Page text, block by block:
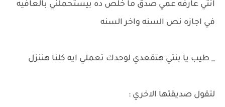
انتي عارفه عمي صدق ما خلص ده بيستحملني بالعافيه
في اجازه نص السنه واخر السنه
_ طيب يا بنتي هتقعدي لوحدك تعملي ايه كلنا هننزل
لتقول صديقتها الاخري :